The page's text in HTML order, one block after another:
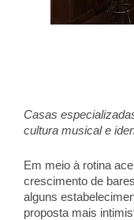
Casas
cultura musical e
Em meio à rotina
crescimento de
alguns
proposta mais